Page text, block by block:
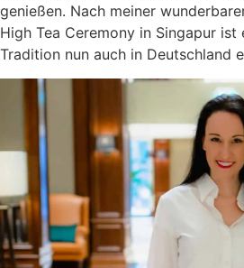
genießen. Nach meiner
High Tea Ceremony in Singapur ist
Tradition nun auch in Deutschland